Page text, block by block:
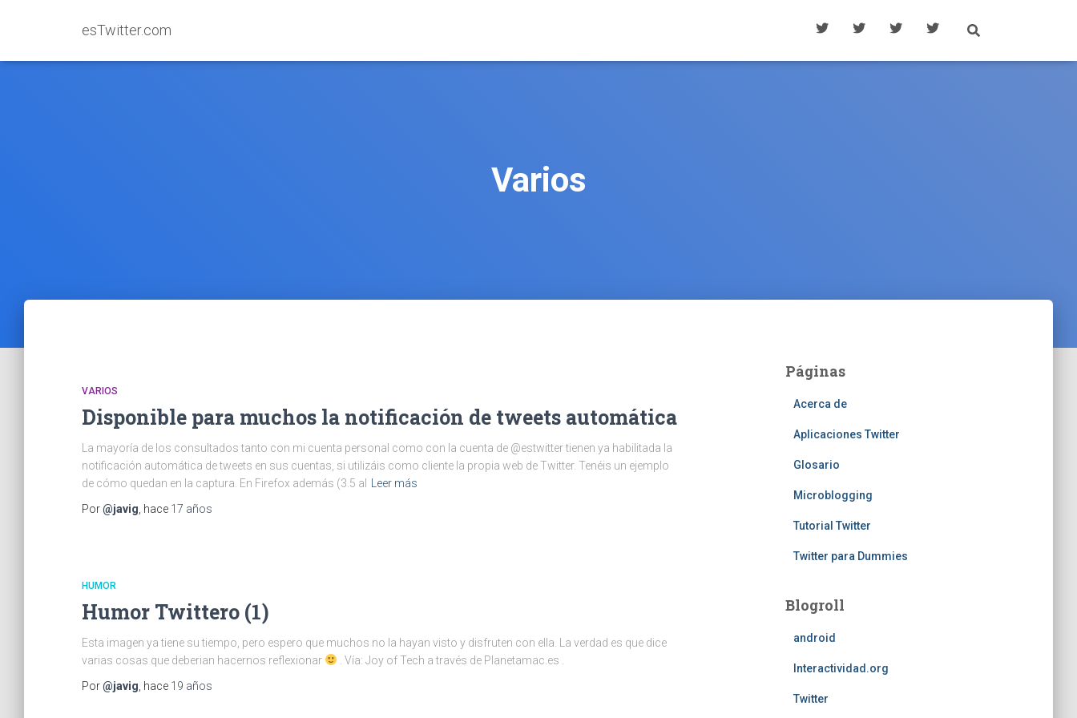
esTwitter.com
Varios
VARIOS
Disponible para muchos la notificación de tweets automática
La mayoría de los consultados tanto con mi cuenta personal como con la cuenta de @estwitter tienen ya habilitada la
notificación automática de tweets en sus cuentas, si utilizáis como cliente la propia web de Twitter. Tenéis un ejemplo
de cómo quedan en la captura. En Firefox además (3.5 al
Leer más
Por@javig , hace 17 años
HUMOR
Humor Twittero (1)
Esta imagen ya tiene su tiempo, pero espero que muchos no la hayan visto y disfruten con ella. La verdad es que dice
varias cosas que deberian hacernos reflexionar
. Vía: Joy of Tech a través de Planetamac.es .
Por@javig , hace 19 años
Páginas
Acerca de
Aplicaciones Twitter
Glosario
Microblogging
Tutorial Twitter
Twitter para Dummies
Blogroll
android
Interactividad.org
Twitter